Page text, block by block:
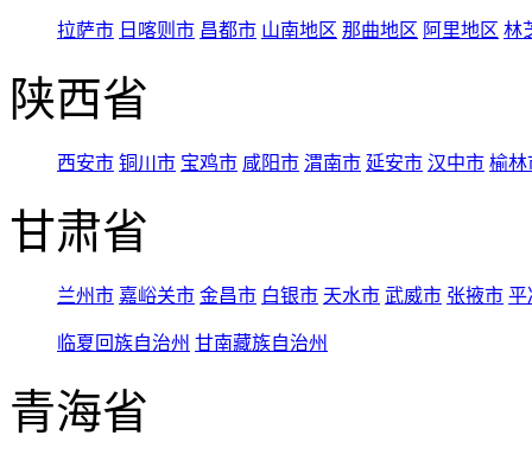
拉萨市 日喀则市 昌都市 山南地区 那曲地区 阿里地区 林
陕西省
西安市 铜川市 宝鸡市 咸阳市 渭南市 延安市 汉中市 榆林
甘肃省
兰州市 嘉峪关市 金昌市 白银市 天水市 武威市 张掖市 平
临夏回族自治州 甘南藏族自治州
青海省